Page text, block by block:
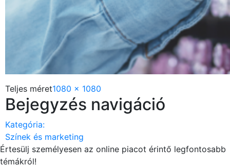
Teljes méret1080 × 1080
Bejegyzés navigáció
Kategória:
Színek és marketing
Értesülj személyesen az online piacot érintő legfontosabb
témákról!